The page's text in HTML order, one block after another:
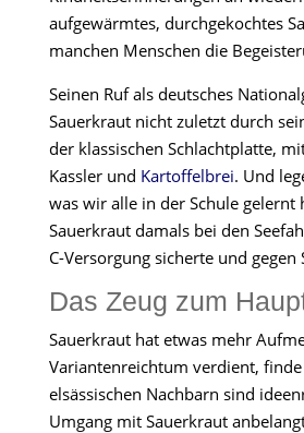
aufgewärmtes, durchgekochtes
manchen Menschen die
Seinen Ruf als deutsches
Sauerkraut nicht zuletzt durch
der klassischen Schlachtplatte,
Kassler und Kartoffelbrei. Und
was wir alle in der Schule gelernt
Sauerkraut damals bei den
C-Versorgung sicherte und gegen
Das Zeug zum
Sauerkraut hat etwas mehr
Variantenreichtum verdient,
elsässischen Nachbarn sind
Umgang mit Sauerkraut